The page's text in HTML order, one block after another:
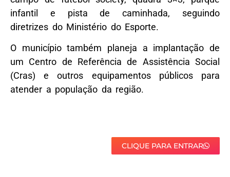
infantil e pista de caminhada, seguindo
diretrizes do Ministério do Esporte.
O município também planeja a implantação de
um Centro de Referência de Assistência Social
(Cras) e outros equipamentos públicos para
atender a população da região.
CLIQUE PARA ENTRAR